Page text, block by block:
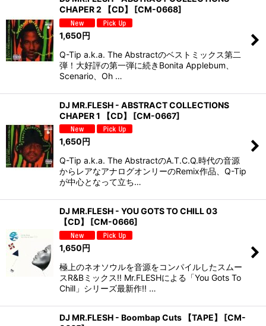
CHAPER 2 【CD】
[CM-0668]
1,650円
Q-Tip a.k.a. The Abstractのベストミックス第二
弾！大好評の第一弾に続きBonita Applebum、
Scenario、Oh …
DJ MR.FLESH - ABSTRACT COLLECTIONS
CHAPER 1 【CD】
[CM-0667]
1,650円
Q-Tip a.k.a. The AbstractのA.T.C.Q.時代の音源
からレアなアナログオンリーのRemix作品、Q-Tip
が中心となって立ち…
DJ MR.FLESH - YOU GOTS TO CHILL 03
【CD】
[CM-0666]
1,650円
極上のネオソウルを音源をコンパイルしたスムー
スR&Bミックス!! Mr.FLESHによる「You Gots To
Chill」シリーズ最新作!! …
DJ MR.FLESH - Boombap Cuts 【TAPE】 [CM-